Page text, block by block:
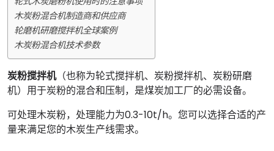
木炭粉混合机制造商和供应商
轮磨机研磨搅拌机全球案例
木炭粉混合机技术参数
炭粉搅拌机（也称为轮式搅拌机、炭粉搅拌机、炭粉研磨
机）用于炭粉的混合和压制，是煤炭加工厂的必需设备。
可处理木炭粉，处理能力为0.3-10t/h。您可以选择合适的产
量来满足您的木炭生产线需求。